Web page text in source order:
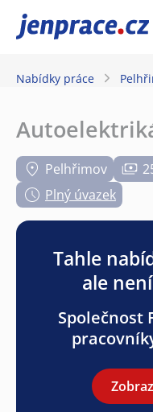
JenPráce.cz
Nabídky práce
Pelhřimov
Plný úvazek
Tahle
ale
Společnost